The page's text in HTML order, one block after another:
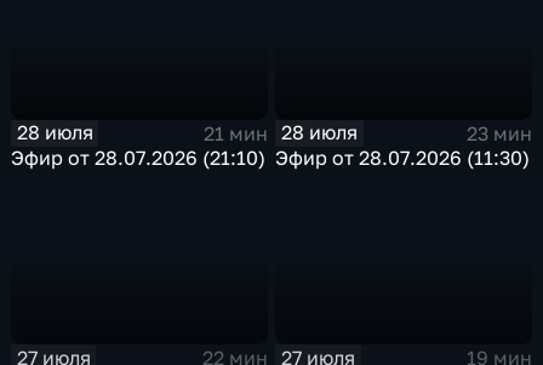
28 июля
21 мин
Эфир от 28.07.2026 (21:10)
28 июля
23 мин
Эфир от 28.07.2026 (11:30)
27 июля
22 мин
27 июля
19 мин